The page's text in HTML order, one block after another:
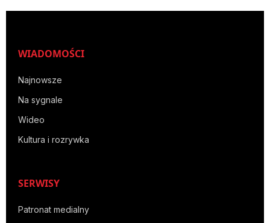
WIADOMOŚCI
Najnowsze
Na sygnale
Wideo
Kultura i rozrywka
SERWISY
Patronat medialny